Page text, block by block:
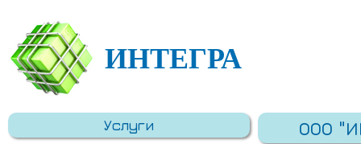
ИНТЕГРА
Услуги ООО